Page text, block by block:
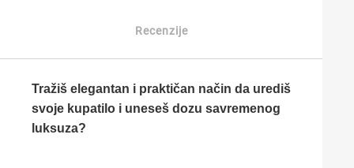
Recenzije
Tražiš elegantan i praktičan način da urediš
svoje kupatilo i uneseš dozu savremenog
luksuza?